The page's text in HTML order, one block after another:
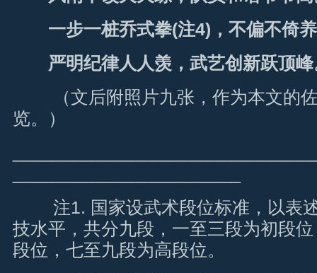
一步一桩乔式拳(注4)，不偏不倚
严明纪律人人羡，武艺创新跃顶峰
（文后附照片九张，作为本文的佐
览。）
注1. 国家设武术段位标准，以表
技水平，共分九段，一至三段为初段
段位，七至九段为高段位。